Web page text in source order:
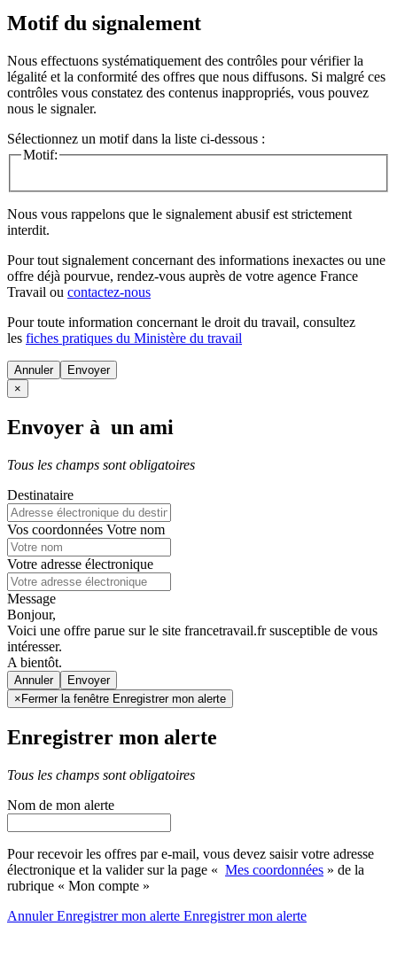
Motif du signalement
Nous effectuons systématiquement des contrôles pour vérifier la
légalité et la conformité des offres que nous diffusons. Si malgré ces
contrôles vous constatez des contenus inappropriés, vous pouvez
nous le signaler.
Sélectionnez un motif dans la liste ci-dessous :
Motif:
Nous vous rappelons que le signalement abusif est strictement
interdit.
Pour tout signalement concernant des informations inexactes ou une
offre déjà pourvue, rendez-vous auprès de votre agence France
Travail ou contactez-nous
Pour toute information concernant le droit du travail, consultez
les fiches pratiques du Ministère du travail
Annuler
×
Envoyer à un ami
Tous les champs sont obligatoires
Destinataire
Vos coordonnées Votre nom
Votre adresse électronique
Message
Bonjour,
Voici une offre parue sur le site francetravail.fr susceptible de vous
intéresser.
A bientôt.
Annuler
× Fermer la fenêtre Enregistrer mon alerte
Enregistrer mon alerte
Tous les champs sont obligatoires
Nom de mon alerte
Pour recevoir les offres par e-mail, vous devez saisir votre adresse
électronique et la valider sur la page « Mes coordonnées » de la
rubrique « Mon compte »
AnnulerEnregistrer mon alerte Enregistrermon alerte